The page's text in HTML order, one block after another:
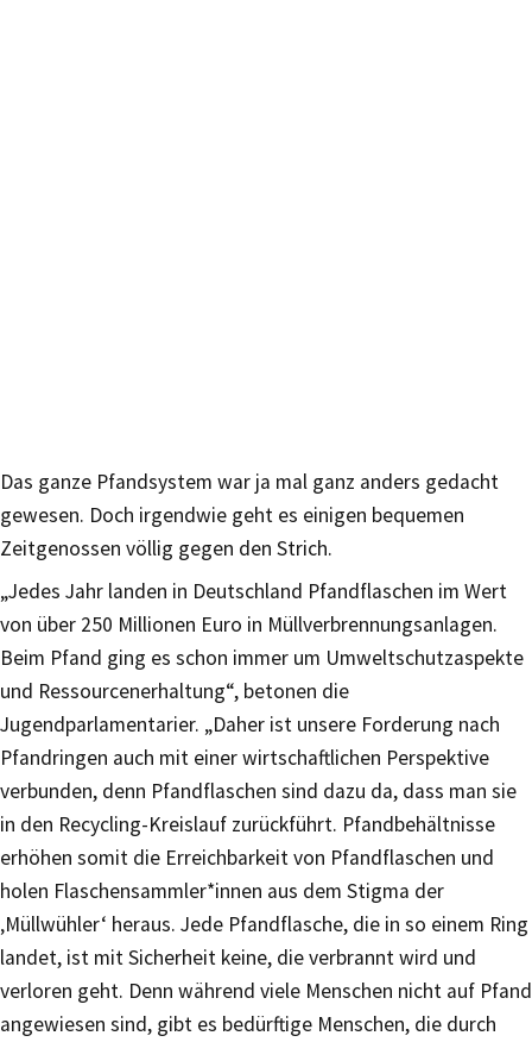
Das ganze Pfandsystem war ja mal ganz anders gedacht
gewesen. Doch irgendwie geht es einigen bequemen
Zeitgenossen völlig gegen den Strich.
„Jedes Jahr landen in Deutschland Pfandflaschen im Wert
von über 250 Millionen Euro in Müllverbrennungsanlagen.
Beim Pfand ging es schon immer um Umweltschutzaspekte
und Ressourcenerhaltung“, betonen die
Jugendparlamentarier. „Daher ist unsere Forderung nach
Pfandringen auch mit einer wirtschaftlichen Perspektive
verbunden, denn Pfandflaschen sind dazu da, dass man sie
in den Recycling-Kreislauf zurückführt. Pfandbehältnisse
erhöhen somit die Erreichbarkeit von Pfandflaschen und
holen Flaschensammler*innen aus dem Stigma der
‚Müllwühler‘ heraus. Jede Pfandflasche, die in so einem Ring
landet, ist mit Sicherheit keine, die verbrannt wird und
verloren geht. Denn während viele Menschen nicht auf Pfand
angewiesen sind, gibt es bedürftige Menschen, die durch